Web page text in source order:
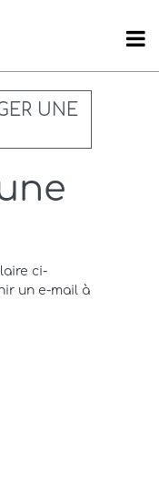
UNE
ci-
un e-mail à